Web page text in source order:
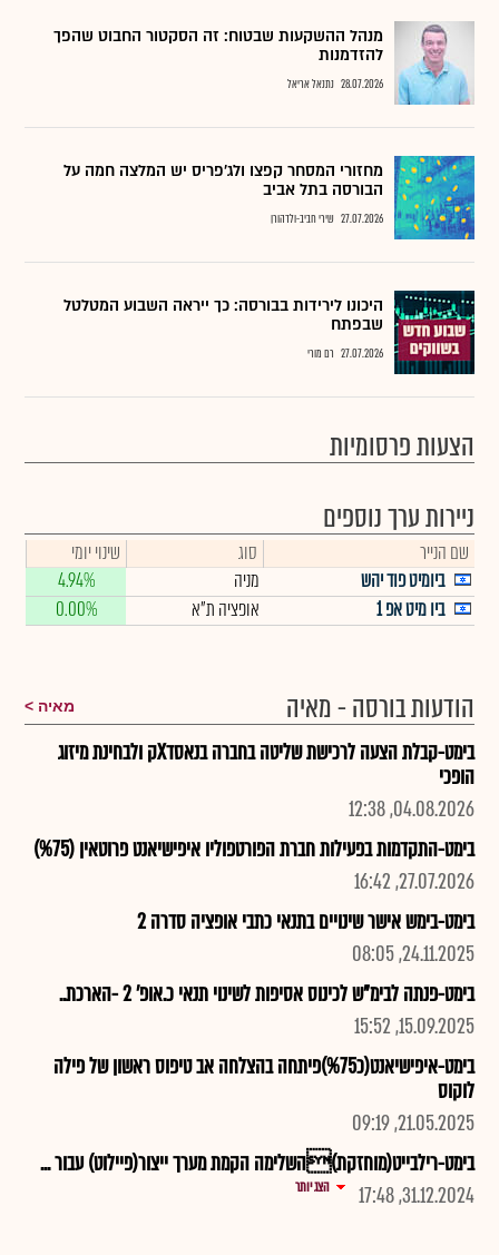
מנהל ההשקעות שבטוח: זה הסקטור החבוט שהפך
להזדמנות
28.07.2026 נתנאל אריאל
מחזורי המסחר קפצו ולג'פריס יש המלצה חמה על
הבורסה בתל אביב
27.07.2026 שירי חביב-ולדהורן
היכונו לירידות בבורסה: כך ייראה השבוע המטלטל
שבפתח
27.07.2026 רם מורי
הצעות פרסומיות
ניירות ערך נוספים
שם הנייר סוג
שינוי יומי
ביומיט פוד יהש
מניה
4.94%
ביו מיט אפ 1
אופציה ת"א 0.00%
הודעות בורסה - מאיה מאיה
בימט-קבלת הצעה לרכישת שליטה בחברה בנאסדXק ולבחינת מיזוג
הופכי
04.08.2026, 12:38
בימט-התקדמות בפעילות חברת הפורטפוליו איפישיאנט פרוטאין (%75)
27.07.2026, 16:42
בימט-בימש אישר שינויים בתנאי כתבי אופציה סדרה 2
24.11.2025, 08:05
בימט-פנתה לבימ"ש לכינוס אסיפות לשינוי תנאי כ.אופ' 2 -הארכת..
15.09.2025, 15:52
בימט-איפישיאנט(כ%75)פיתחה בהצלחה אב טיפוס ראשון של פילה
לוקוס
21.05.2025, 09:19
בימט-רילבייט(מוחזקת)השלימה הקמת מערך ייצור(פיילוט) עבור ...
31.12.2024, 17:48
הצג יותר